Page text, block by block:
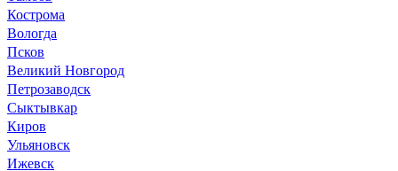
Кострома
Вологда
Псков
Великий Новгород
Петрозаводск
Сыктывкар
Киров
Ульяновск
Ижевск